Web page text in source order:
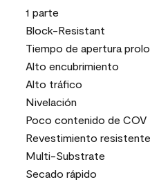
1 parte
Block-Resistant
Tiempo de apertura
Alto encubrimiento
Alto tráfico
Nivelación
Poco contenido de COV
Revestimiento
Multi-Substrate
Secado rápido